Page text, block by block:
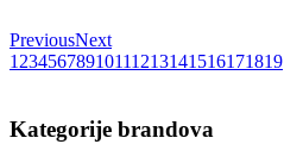
PreviousNext
1 2345678910111213141516171819
Kategorije brandova